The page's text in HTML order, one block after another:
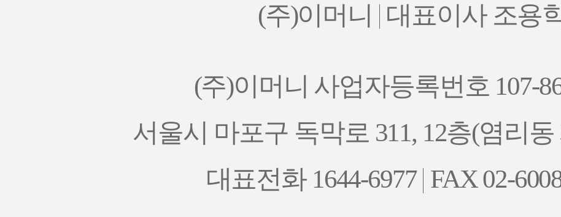
(주)이머니 대표이사 조용
(주)이머니 사업자등록번호 107-
서울시 마포구 독막로 311, 12층(염리
대표전화 1644-6977 FAX 02-